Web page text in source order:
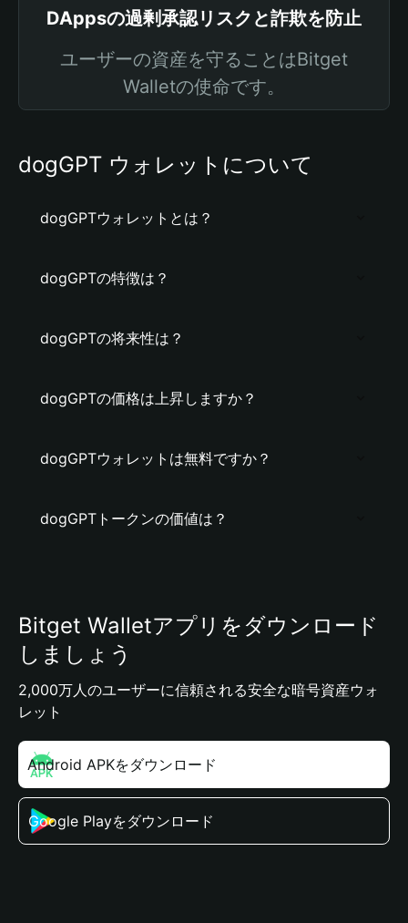
DAppsの過剰承認リスクと詐欺を防止
ユーザーの資産を守ることはBitget
Walletの使命です。
dogGPT ウォレットについて
dogGPTウォレットとは？
dogGPTの特徴は？
dogGPTの将来性は？
dogGPTの価格は上昇しますか？
dogGPTウォレットは無料ですか？
dogGPTトークンの価値は？
Bitget Walletアプリをダウンロード
しましょう
2,000万人のユーザーに信頼される安全な暗号資産ウォ
レット
Android APKをダウンロード
Google Playをダウンロード